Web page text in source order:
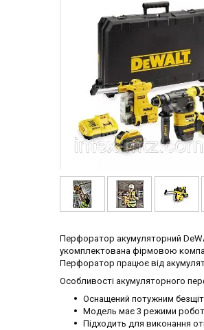
Перфоратор акумуляторний
укомплектована фірмовою
Перфоратор працює від
Особливості акумуляторного
Оснащений потужним
Модель має 3 режими
Підходить для виконання